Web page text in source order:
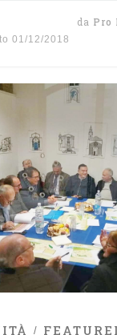
da Pro
01/12/2018